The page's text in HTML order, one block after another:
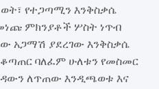
የተጋጣሚን እንቅስቃሴ
ምክንያቶች ሦስት ነጥብ
አጋማሽ ያደረገው እንቅስቃሴ
ባለፈም ሁለቱን የመስመር
ለጥጠው እንዲጫወቱ እና